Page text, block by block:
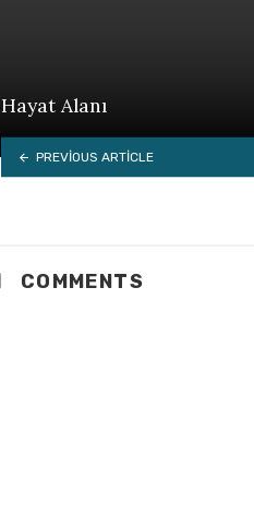
Hayat Alanı
PREVIOUS ARTICLE
COMMENTS